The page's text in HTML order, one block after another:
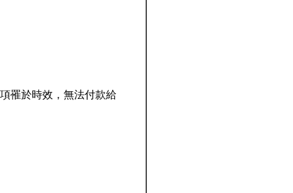
罹於時效，無法付款給